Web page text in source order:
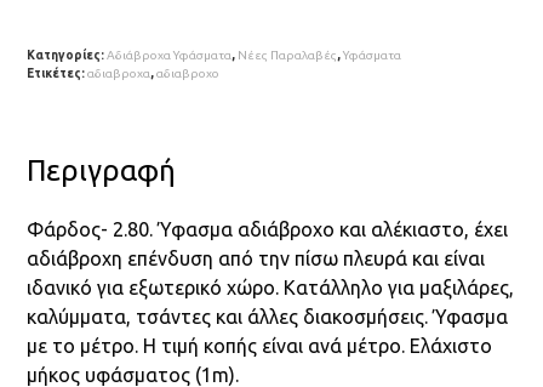
Κατηγορίες:Αδιάβροχα Υφάσματα, Νέες Παραλαβές,Υφάσματα
Ετικέτες:αδιαβροχα,αδιαβροχο
Περιγραφή
Φάρδος- 2.80. Ύφασμα αδιάβροχο και αλέκιαστο, έχει
αδιάβροχη επένδυση από την πίσω πλευρά και είναι
ιδανικό για εξωτερικό χώρο. Κατάλληλο για μαξιλάρες,
καλύμματα, τσάντες και άλλες διακοσμήσεις. Ύφασμα
με το μέτρο. Η τιμή κοπής είναι ανά μέτρο. Ελάχιστο
μήκος υφάσματος (1m).